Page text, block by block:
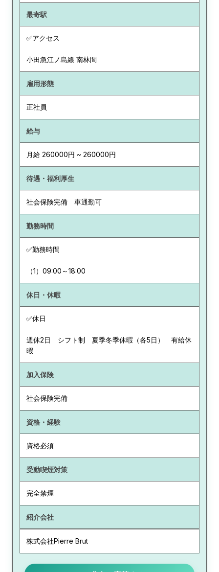
最寄駅
✅アクセス
小田急江ノ島線 南林間
雇用形態
正社員
給与
月給 260000円 ~ 260000円
待遇・福利厚生
社会保険完備 車通勤可
勤務時間
✅勤務時間
（1）09:00～18:00
休日・休暇
✅休日
週休2日 シフト制 夏季冬季休暇（各5日） 有給休
暇
加入保険
社会保険完備
資格・経験
資格必須
受動喫煙対策
完全禁煙
紹介会社
株式会社Pierre Brut